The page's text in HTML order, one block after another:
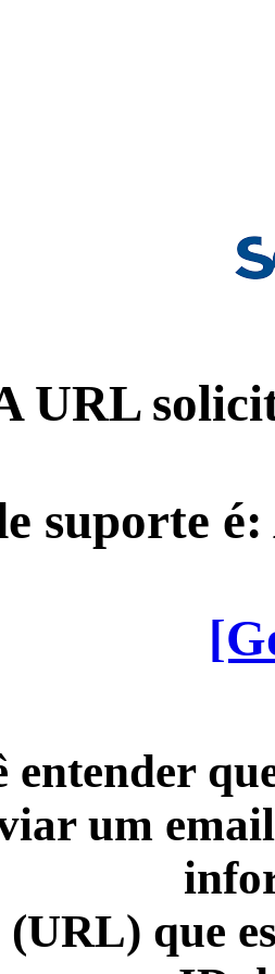
URL
suporte
entender
um
(URL) que